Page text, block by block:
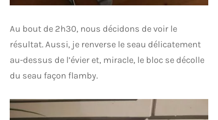
Au bout de 2h30, nous décidons de voir le
résultat. Aussi, je renverse le seau délicatement
au-dessus de l’évier et, miracle, le bloc se décolle
du seau façon flamby.